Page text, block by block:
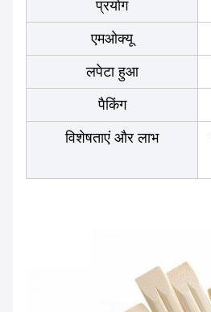
प्रयोग
एमओक्यू
लपेटा हुआ
पैकिंग
विशेषताएं और लाभ